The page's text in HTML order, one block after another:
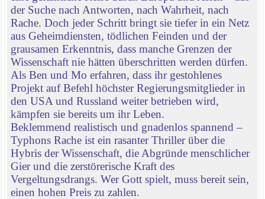
der Suche nach Antworten, nach Wahrheit, nach
Rache. Doch jeder Schritt bringt sie tiefer in ein Netz
aus Geheimdiensten, tödlichen Feinden und der
grausamen Erkenntnis, dass manche Grenzen der
Wissenschaft nie hätten überschritten werden dürfen.
Als Ben und Mo erfahren, dass ihr gestohlenes
Projekt auf Befehl höchster Regierungsmitglieder in
den USA und Russland weiter betrieben wird,
kämpfen sie bereits um ihr Leben.
Beklemmend realistisch und gnadenlos spannend –
Typhons Rache ist ein rasanter Thriller über die
Hybris der Wissenschaft, die Abgründe menschlicher
Gier und die zerstörerische Kraft des
Vergeltungsdrangs. Wer Gott spielt, muss bereit sein,
einen hohen Preis zu zahlen.